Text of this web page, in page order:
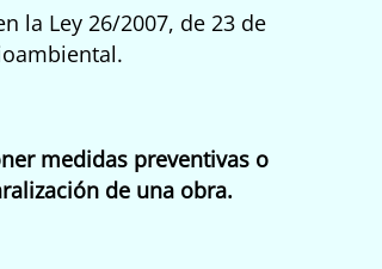
la Ley 26/2007, de 23 de
medidas preventivas o
de una obra.